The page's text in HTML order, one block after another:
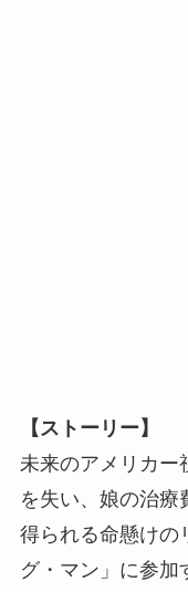
【ストーリー】
未来のアメリカー
を失い、娘の治療
得られる命懸けの
グ・マン」に参加